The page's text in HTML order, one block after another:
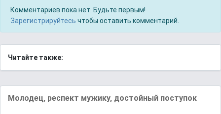
Комментариев пока нет. Будьте первым!
Зарегистрируйтесь чтобы оставить комментарий.
Читайте также:
Молодец, респект мужику, достойный поступок